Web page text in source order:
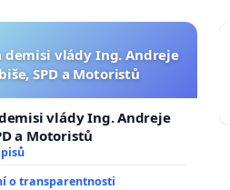
demisi vlády Ing. Andreje
SPD a Motoristů
vlády Ing. Andreje
a Motoristů
o transparentnosti